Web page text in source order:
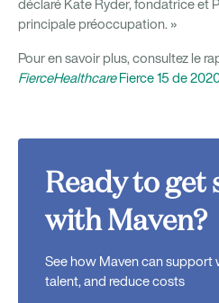
déclaré Kate Ryder, fondatrice et
principale préoccupation. »
Pour en savoir plus, consultez le
FierceHealthcare Fierce 15 de
Ready to get
with Maven?
See how Maven can support
talent, and reduce costs